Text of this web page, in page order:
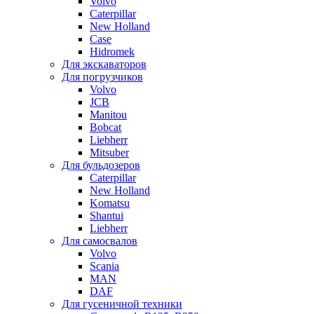
Caterpillar
New Holland
Case
Hidromek
Для экскаваторов
Для погрузчиков
Volvo
JCB
Manitou
Bobcat
Liebherr
Mitsuber
Для бульдозеров
Caterpillar
New Holland
Komatsu
Shantui
Liebherr
Для самосвалов
Volvo
Scania
MAN
DAF
Для гусеничной техники